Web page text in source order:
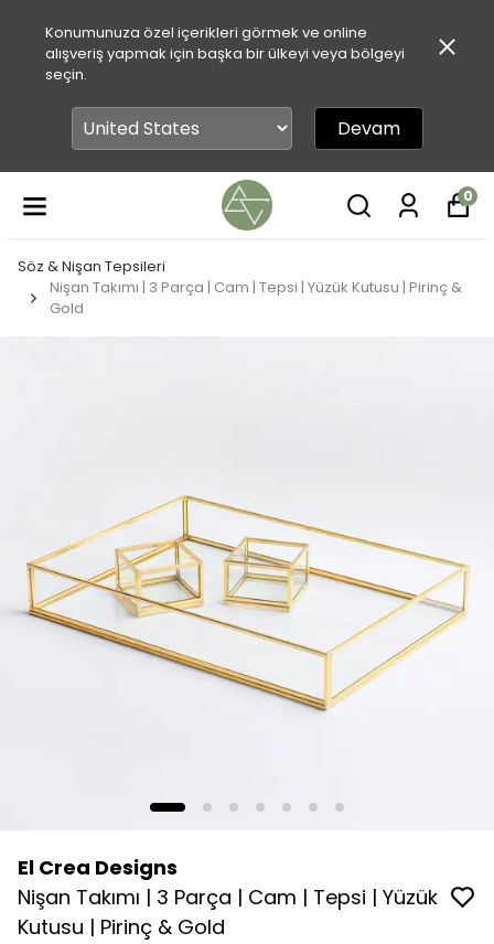
Konumunuza özel içerikleri görmek ve online
alışveriş yapmak için başka bir ülkeyi veya bölgeyi
seçin.
Devam
0
Söz & Nişan Tepsileri
Nişan Takımı | 3 Parça | Cam | Tepsi | Yüzük Kutusu | Pirinç &
Gold
El Crea Designs
Nişan Takımı | 3 Parça | Cam | Tepsi | Yüzük
Kutusu | Pirinç & Gold